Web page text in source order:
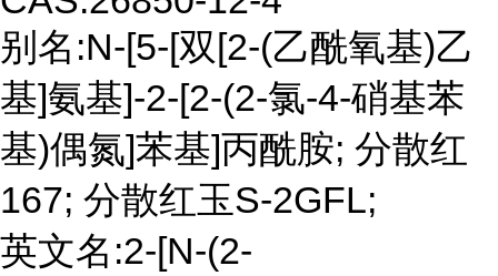
别名:N-[5-[双[2-(乙酰氧基)乙
基]氨基]-2-[2-(2-氯-4-硝基苯
基)偶氮]苯基]丙酰胺; 分散红
167; 分散红玉S-2GFL;
英文名:2-[N-(2-